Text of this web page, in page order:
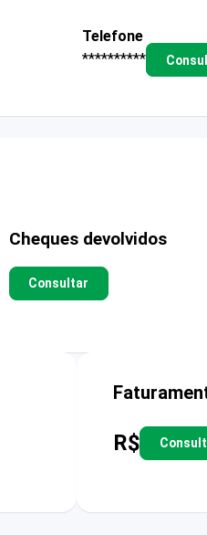
Telefone
**********
Cheques devolvidos
Consultar
R$